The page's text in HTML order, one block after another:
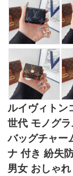
ルイヴィト
世代 モノグ
バッグチャ
ナ 付き 紛失
男女 おしゃれ